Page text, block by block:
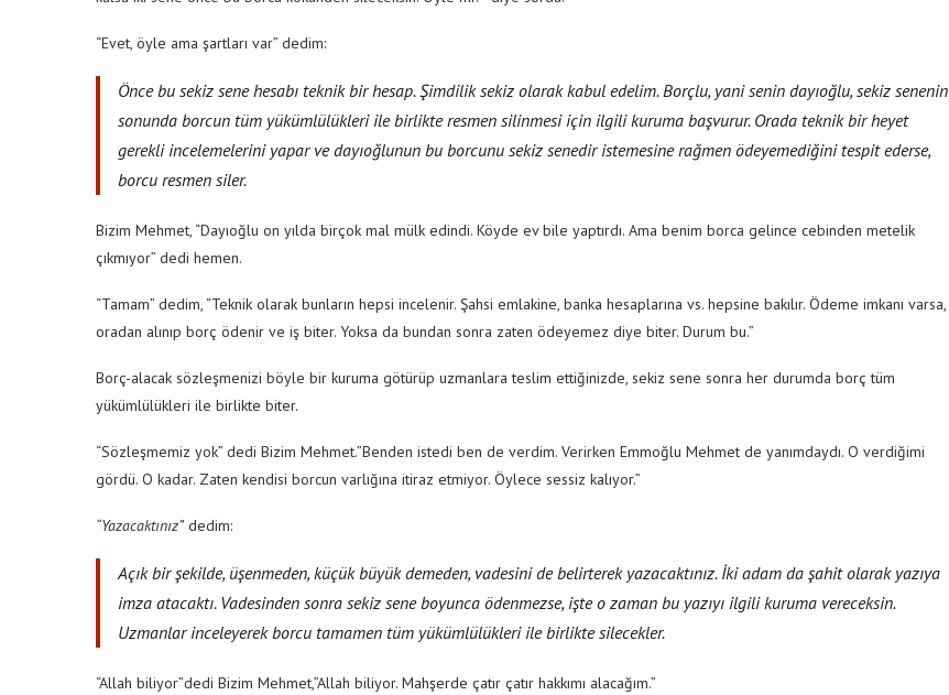
“Evet, öyle ama şartları var” dedim:
Önce bu sekiz sene hesabı teknik bir hesap. Şimdilik sekiz olarak kabul edelim. Borçlu, yani senin dayıoğlu, sekiz senenin
sonunda borcun tüm yükümlülükleri ile birlikte resmen silinmesi için ilgili kuruma başvurur. Orada teknik bir heyet
gerekli incelemelerini yapar ve dayıoğlunun bu borcunu sekiz senedir istemesine rağmen ödeyemediğini tespit ederse,
borcu resmen siler.
Bizim Mehmet, “Dayıoğlu on yılda birçok mal mülk edindi. Köyde ev bile yaptırdı. Ama benim borca gelince cebinden metelik
çıkmıyor” dedi hemen.
“Tamam” dedim, “Teknik olarak bunların hepsi incelenir. Şahsi emlakine, banka hesaplarına vs. hepsine bakılır. Ödeme imkanı varsa,
oradan alınıp borç ödenir ve iş biter. Yoksa da bundan sonra zaten ödeyemez diye biter. Durum bu.”
Borç-alacak sözleşmenizi böyle bir kuruma götürüp uzmanlara teslim ettiğinizde, sekiz sene sonra her durumda borç tüm
yükümlülükleri ile birlikte biter.
“Sözleşmemiz yok” dedi Bizim Mehmet.”Benden istedi ben de verdim. Verirken Emmoğlu Mehmet de yanımdaydı. O verdiğimi
gördü. O kadar. Zaten kendisi borcun varlığına itiraz etmiyor. Öylece sessiz kalıyor.”
“Yazacaktınız”dedim:
Açık bir şekilde, üşenmeden, küçük büyük demeden, vadesini de belirterek yazacaktınız. İki adam da şahit olarak yazıya
imza atacaktı. Vadesinden sonra sekiz sene boyunca ödenmezse, işte o zaman bu yazıyı ilgili kuruma vereceksin.
Uzmanlar inceleyerek borcu tamamen tüm yükümlülükleri ile birlikte silecekler.
“Allah biliyor”dedi Bizim Mehmet,”Allah biliyor. Mahşerde çatır çatır hakkımı alacağım.”